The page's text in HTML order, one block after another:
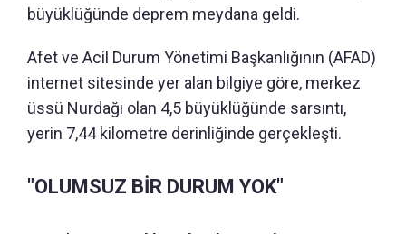
büyüklüğünde deprem meydana geldi.
Afet ve Acil Durum Yönetimi Başkanlığının (AFAD)
internet sitesinde yer alan bilgiye göre, merkez
üssü Nurdağı olan 4,5 büyüklüğünde sarsıntı,
yerin 7,44 kilometre derinliğinde gerçekleşti.
"OLUMSUZ BİR DURUM YOK"